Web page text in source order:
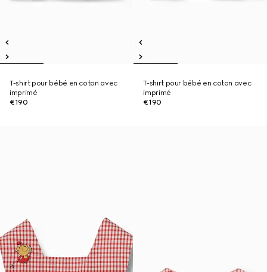
T-shirt pour bébé en coton avec
imprimé
€190
T-shirt pour bébé en coton avec
imprimé
€190